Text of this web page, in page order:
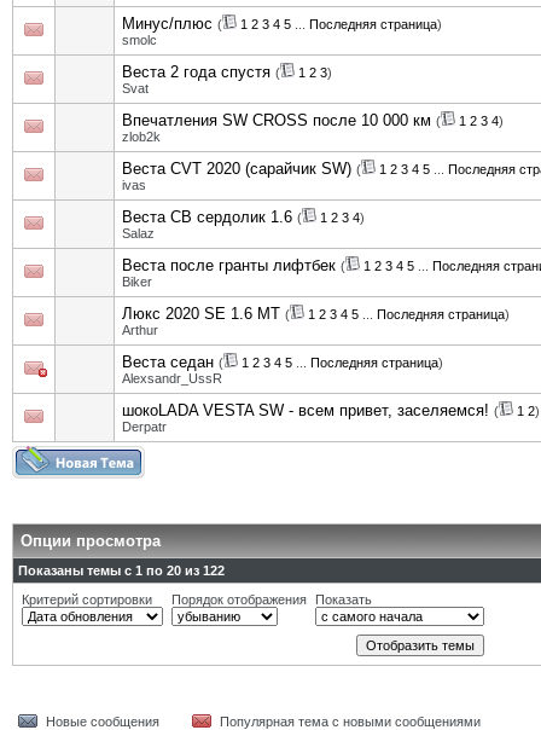
Минус/плюс ( 1 2 3 4 5 Последняя страница)
smolc
Веста 2 года спустя ( 1 2 3)
Svat
Впечатления SW CROSS после 10 000 км ( 1 2 3 4)
zlob2k
Веста CVT 2020 (сарайчик SW) ( 1 2 3 4 5
Последняя
ivas
Веста СВ сердолик 1.6 ( 1 2 3 4)
Salaz
Веста после гранты лифтбек ( 1 2 3 4 5
Последняя
Biker
Люкс 2020 SE 1.6 MT ( 1 2 3 4 5 Последняя страница)
Arthur
Веста седан ( 1 2 3 4 5 Последняя страница)
Alexsandr_UssR
шокоLADA VESTA SW - всем привет, заселяемся! ( 1 2)
Derpatr
Опции просмотра
Показаны темы с 1 по 20 из 122
Критерий сортировки
Порядок отображения Показать
Новые сообщения
Популярная тема с новыми сообщениями